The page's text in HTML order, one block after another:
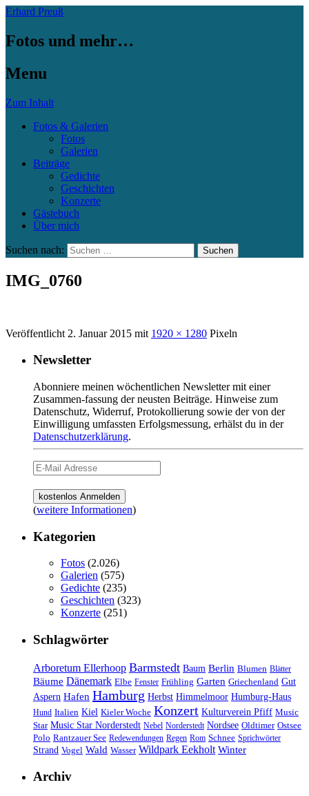
Erhard Preuß
Fotos und mehr…
Menu
Zum Inhalt
Fotos & Galerien
Fotos
Galerien
Beiträge
Gedichte
Geschichten
Konzerte
Gästebuch
Über mich
Suchen nach:
IMG_0760
Veröffentlicht 2. Januar 2015 mit 1920 × 1280 Pixeln
Newsletter
Abonniere meinen wöchentlichen Newsletter mit einer
Zusammen-fassung der neusten Beiträge. Hinweise zum
Datenschutz, Widerruf, Protokollierung sowie der von der
Einwilligung umfassten Erfolgsmessung, erhälst du in der
Datenschutzerklärung.
(weitere Informationen)
Kategorien
Fotos (2.026)
Galerien (575)
Gedichte (235)
Geschichten (323)
Konzerte (251)
Schlagwörter
Arboretum Ellerhoop Barmstedt Baum Berlin Blumen Blätter
Bäume Dänemark Elbe Fenster Frühling Garten Griechenland Gut
Aspern Hafen Hamburg Herbst Himmelmoor Humburg-Haus
Hund Italien Kiel Kieler Woche Konzert Kulturverein Pfiff Music
Star Music Star Norderstedt Nebel Norderstedt Nordsee Oldtimer Ostsee
Polo Rantzauer See Redewendungen Regen Rom Schnee Sprichwörter
Strand Vogel Wald Wasser Wildpark Eekholt Winter
Archiv